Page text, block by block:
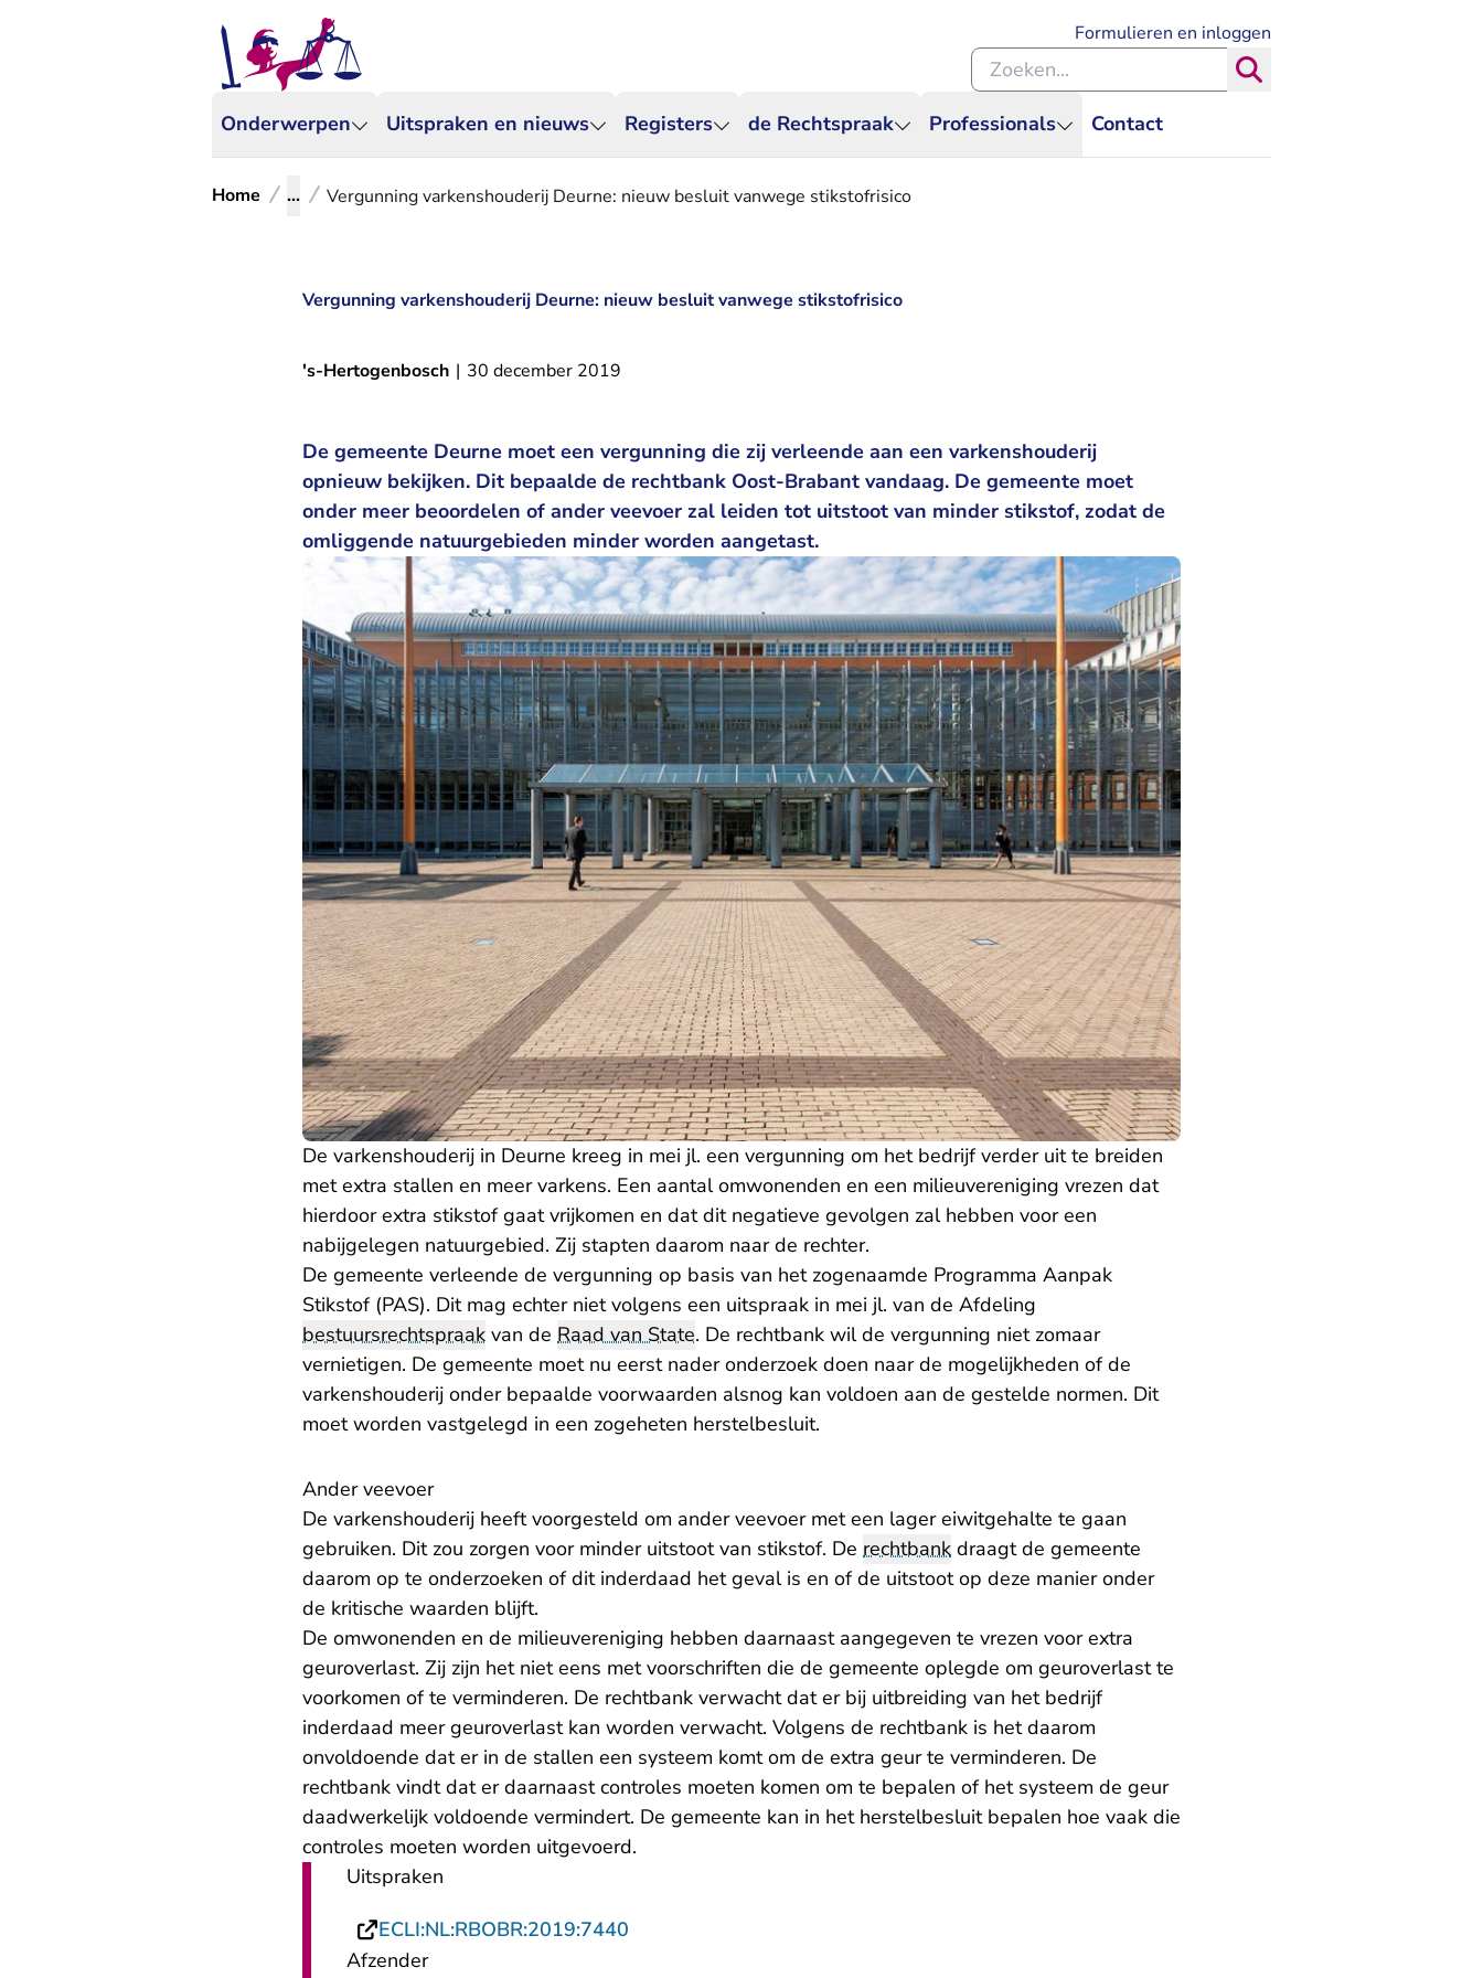
Onderwerpen Uitspraken en nieuws Registers de Rechtspraak Professionals Contact
Formulieren en inloggen
Zoeken binnen de Rechtspraak
Home ... Vergunning varkenshouderij Deurne: nieuw besluit vanwege stikstofrisico
Vergunning varkenshouderij Deurne: nieuw besluit vanwege stikstofrisico
's-Hertogenbosch | 30 december 2019
De gemeente Deurne moet een vergunning die zij verleende aan een varkenshouderij
opnieuw bekijken. Dit bepaalde de rechtbank Oost-Brabant vandaag. De gemeente moet
onder meer beoordelen of ander veevoer zal leiden tot uitstoot van minder stikstof, zodat de
omliggende natuurgebieden minder worden aangetast.
De varkenshouderij in Deurne kreeg in mei jl. een vergunning om het bedrijf verder uit te breiden
met extra stallen en meer varkens. Een aantal omwonenden en een milieuvereniging vrezen dat
hierdoor extra stikstof gaat vrijkomen en dat dit negatieve gevolgen zal hebben voor een
nabijgelegen natuurgebied. Zij stapten daarom naar de rechter.
De gemeente verleende de vergunning op basis van het zogenaamde Programma Aanpak
Stikstof (PAS). Dit mag echter niet volgens een uitspraak in mei jl. van de Afdeling
bestuursrechtspraak van de Raad van State. De rechtbank wil de vergunning niet zomaar
vernietigen. De gemeente moet nu eerst nader onderzoek doen naar de mogelijkheden of de
varkenshouderij onder bepaalde voorwaarden alsnog kan voldoen aan de gestelde normen. Dit
moet worden vastgelegd in een zogeheten herstelbesluit.
Ander veevoer
De varkenshouderij heeft voorgesteld om ander veevoer met een lager eiwitgehalte te gaan
gebruiken. Dit zou zorgen voor minder uitstoot van stikstof. De rechtbank draagt de gemeente
daarom op te onderzoeken of dit inderdaad het geval is en of de uitstoot op deze manier onder
de kritische waarden blijft.
De omwonenden en de milieuvereniging hebben daarnaast aangegeven te vrezen voor extra
geuroverlast. Zij zijn het niet eens met voorschriften die de gemeente oplegde om geuroverlast te
voorkomen of te verminderen. De rechtbank verwacht dat er bij uitbreiding van het bedrijf
inderdaad meer geuroverlast kan worden verwacht. Volgens de rechtbank is het daarom
onvoldoende dat er in de stallen een systeem komt om de extra geur te verminderen. De
rechtbank vindt dat er daarnaast controles moeten komen om te bepalen of het systeem de geur
daadwerkelijk voldoende vermindert. De gemeente kan in het herstelbesluit bepalen hoe vaak die
controles moeten worden uitgevoerd.
Uitspraken
ECLI:NL:RBOBR:2019:7440
Afzender